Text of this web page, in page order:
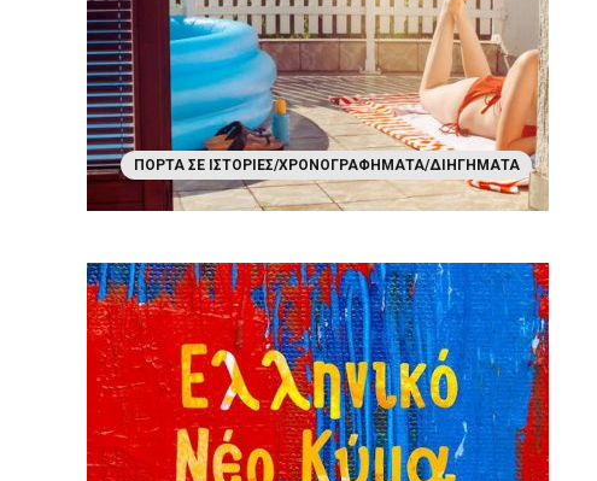
ΠΌΡΤΑ ΣΕ ΙΣΤΟΡΊΕΣ/ΧΡΟΝΟΓΡΑΦΉΜΑΤΑ/ΔΙΗΓΉΜΑΤΑ